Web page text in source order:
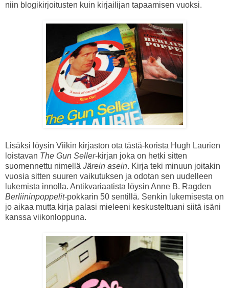
niin blogikirjoitusten kuin kirjailijan tapaamisen vuoksi.
Lisäksi löysin Viikin kirjaston ota tästä-korista Hugh Laurien
loistavan The Gun Seller-kirjan joka on hetki sitten
suomennettu nimellä Järein asein. Kirja teki minuun joitakin
vuosia sitten suuren vaikutuksen ja odotan sen uudelleen
lukemista innolla. Antikvariaatista löysin Anne B. Ragden
Berliininpoppelit-pokkarin 50 sentillä. Senkin lukemisesta on
jo aikaa mutta kirja palasi mieleeni keskusteltuani siitä isäni
kanssa viikonloppuna.